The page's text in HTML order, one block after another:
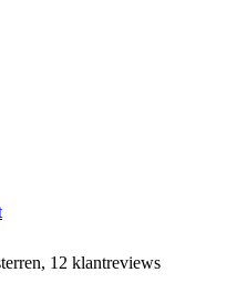
12 klantreviews